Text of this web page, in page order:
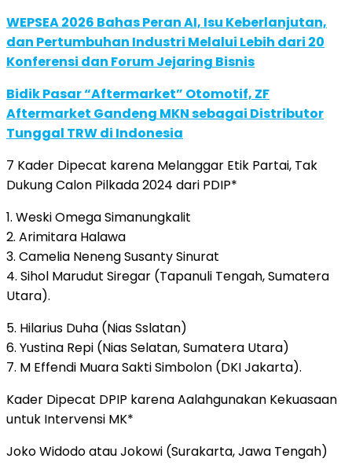
WEPSEA 2026 Bahas Peran AI, Isu Keberlanjutan,
dan Pertumbuhan Industri Melalui Lebih dari 20
Konferensi dan Forum Jejaring Bisnis
Bidik Pasar “Aftermarket” Otomotif, ZF
Aftermarket Gandeng MKN sebagai Distributor
Tunggal TRW di Indonesia
7 Kader Dipecat karena Melanggar Etik Partai, Tak
Dukung Calon Pilkada 2024 dari PDIP*
1. Weski Omega Simanungkalit
2. Arimitara Halawa
3. Camelia Neneng Susanty Sinurat
4. Sihol Marudut Siregar (Tapanuli Tengah, Sumatera
Utara).
5. Hilarius Duha (Nias Sslatan)
6. Yustina Repi (Nias Selatan, Sumatera Utara)
7. M Effendi Muara Sakti Simbolon (DKI Jakarta).
Kader Dipecat DPIP karena Aalahgunakan Kekuasaan
untuk Intervensi MK*
Joko Widodo atau Jokowi (Surakarta, Jawa Tengah)